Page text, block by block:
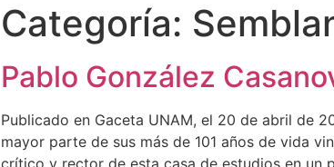
Categoría:
Pablo González
Publicado en Gaceta UNAM, el 20 de abril de
mayor parte de sus más de 101 años de vida